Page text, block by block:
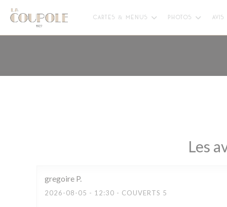
Personnalisation de vos choix en matière de cookies
CARTES & MENUS PHOTOS AVIS
Les
gregoire P
2026-08-05 - 12:30 - COUVERTS 5